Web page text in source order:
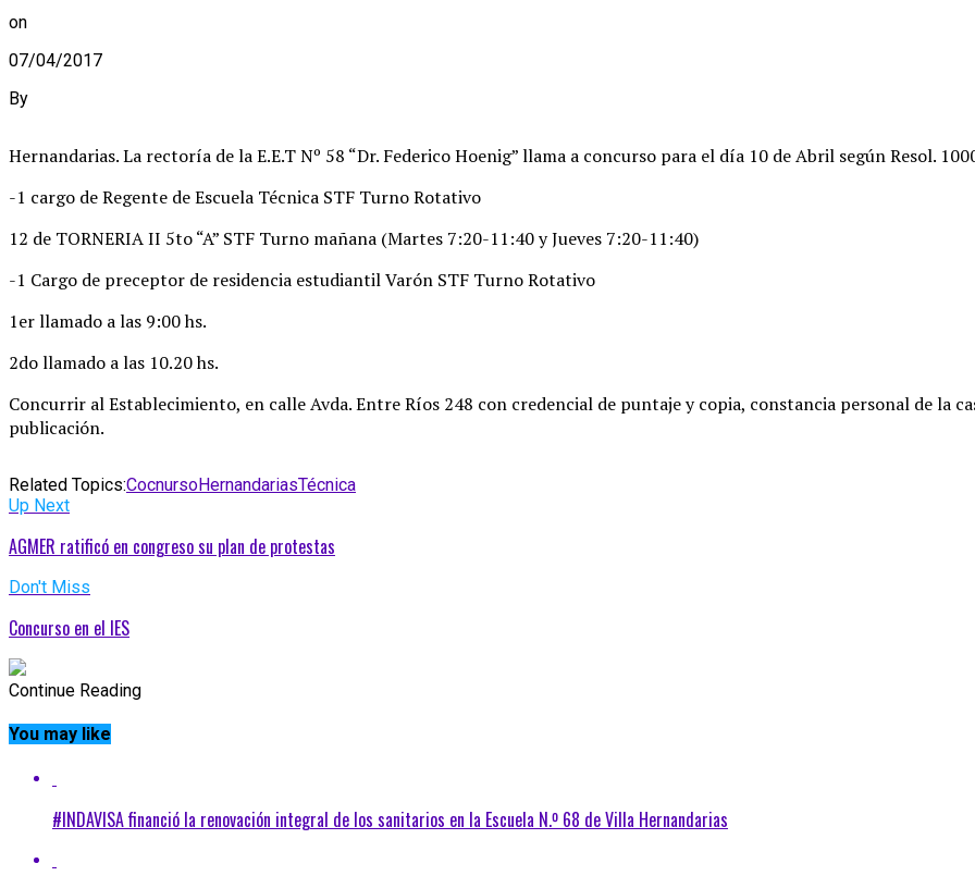
on
07/04/2017
By
Hernandarias. La rectoría de la E.E.T Nº 58 “Dr. Federico Hoenig” llama a concurso para el día 10 de Abril según Resol.
-1 cargo de Regente de Escuela Técnica STF Turno Rotativo
12 de TORNERIA II 5to “A” STF Turno mañana (Martes 7:20-11:40 y Jueves 7:20-11:40)
-1 Cargo de preceptor de residencia estudiantil Varón STF Turno Rotativo
1er llamado a las 9:00 hs.
2do llamado a las 10.20 hs.
Concurrir al Establecimiento, en calle Avda. Entre Ríos 248 con credencial de puntaje y copia, constancia personal de la
publicación.
Related Topics:CocnursoHernandariasTécnica
Up Next
AGMER ratificó en congreso su plan de protestas
Don't Miss
Concurso en el IES
Continue Reading
You may like
#INDAVISA financió la renovación integral de los sanitarios en la Escuela N.º 68 de Villa Hernandarias